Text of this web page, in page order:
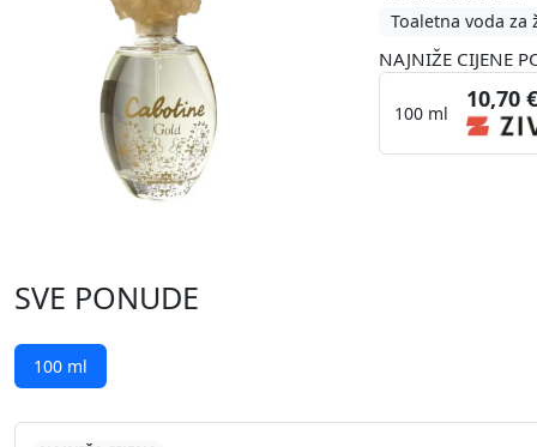
Toaletna voda za
NAJNIŽE CIJENE
100 ml
10,70
SVE PONUDE
100 ml